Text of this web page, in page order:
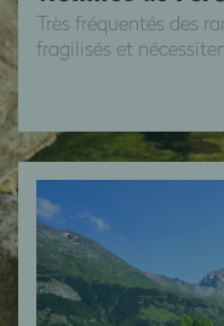
Très fréquentés des
fragilisés et